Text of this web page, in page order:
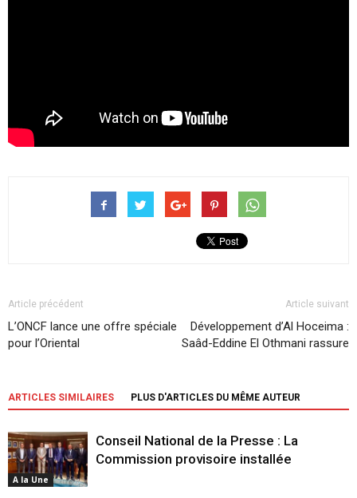
Article précédent
L’ONCF lance une offre spéciale
pour l’Oriental
Article suivant
Développement d’Al Hoceima :
Saâd-Eddine El Othmani rassure
ARTICLES SIMILAIRES PLUS D'ARTICLES DU MÊME AUTEUR
A la Une
Conseil National de la Presse : La
Commission provisoire installée